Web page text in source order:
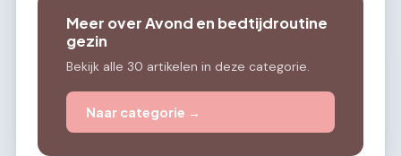
Meer over Avond en bedtijdroutine
gezin
Bekijk alle 30 artikelen in deze categorie.
Naar categorie →